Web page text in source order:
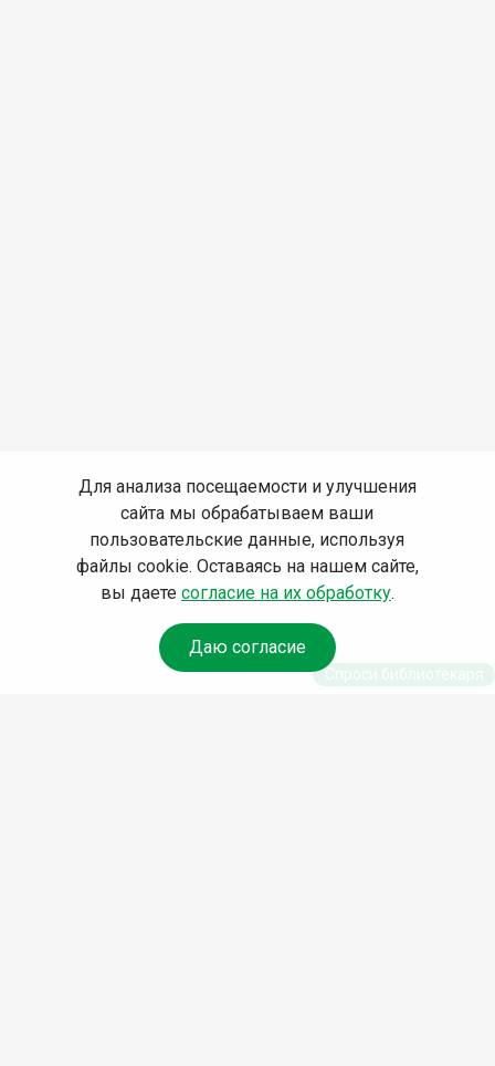
Для анализа посещаемости и улучшения
сайта мы обрабатываем ваши
пользовательские данные, используя
файлы cookie. Оставаясь на нашем сайте,
вы даете согласие на их обработку.
Даю согласие
Спроси библиотекаря